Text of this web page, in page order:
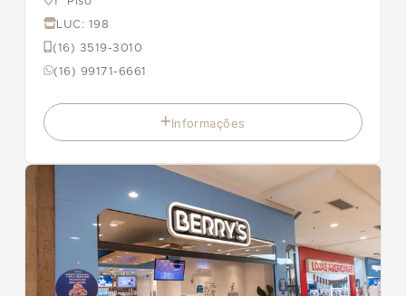
LUC: 198
(16) 3519-3010
(16) 99171-6661
Informações